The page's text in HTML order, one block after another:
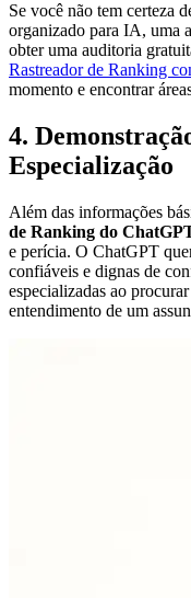
Se você não tem certeza
organizado para IA, uma
obter uma auditoria
Rastreador de Ranking
momento e encontrar
4.
Especialização
Além das informações
de Ranking do
e perícia. O ChatGPT
confiáveis e dignas de
especializadas ao
entendimento de um